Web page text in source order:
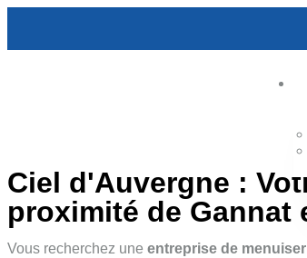
Ciel d'Auvergne :
proximité de Gannat
Vous recherchez une entreprise de